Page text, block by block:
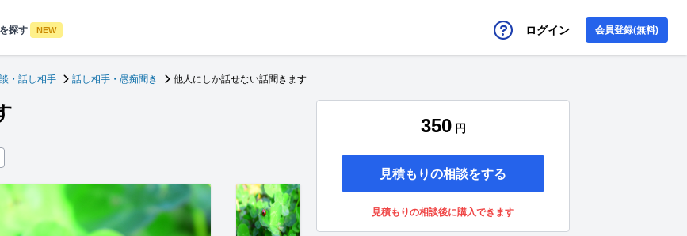
探す NEW ログイン 会員登録(無料)
・話し相手 話し相手・愚痴聞き 他人にしか話せない話聞きます
350 円
見積もりの相談をする
見積もりの相談後に購入できます